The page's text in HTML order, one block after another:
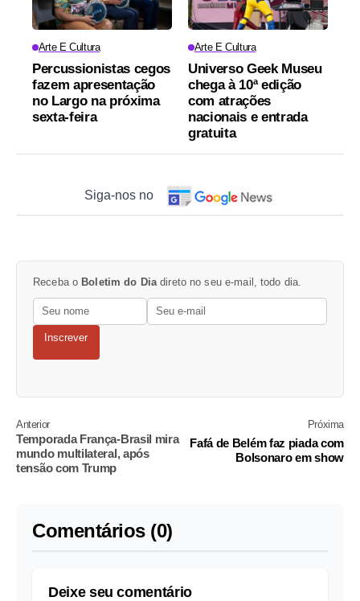
Arte E Cultura
Percussionistas cegos
fazem apresentação
no Largo na próxima
sexta-feira
Arte E Cultura
Universo Geek Museu
chega à 10ª edição
com atrações
nacionais e entrada
gratuita
Siga-nos no
Receba o Boletim do Diadireto no seu e-mail, todo dia.
Inscrever
Anterior
Temporada França-Brasil mira
mundo multilateral, após
tensão com Trump
Próxima
Fafá de Belém faz piada com
Bolsonaro em show
Comentários (0)
Deixe seu comentário